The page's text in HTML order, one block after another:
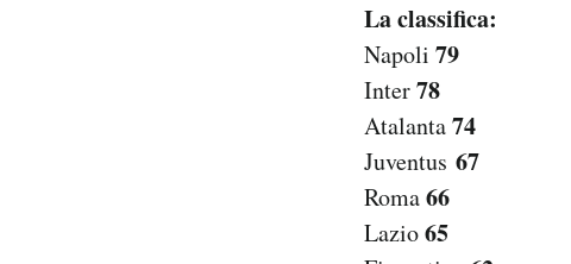
La classifica:
Napoli 79
Inter78
Atalanta74
Juventus 67
Roma66
Lazio65